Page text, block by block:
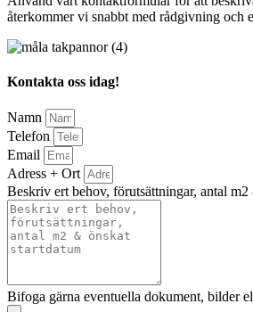
återkommer vi snabbt med rådgivning och
Kontakta oss idag!
Namn
Telefon
Email
Adress + Ort
Beskriv ert behov, förutsättningar, antal
Bifoga gärna eventuella dokument, bilder